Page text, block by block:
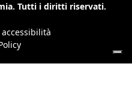
Tutti i diritti riservati.